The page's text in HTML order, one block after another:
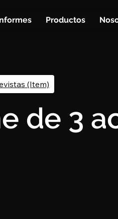
Productos
(Item)
de 3